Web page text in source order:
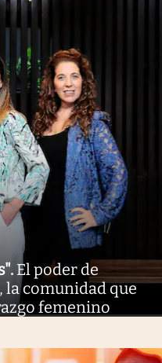
. El poder de
la comunidad que
femenino